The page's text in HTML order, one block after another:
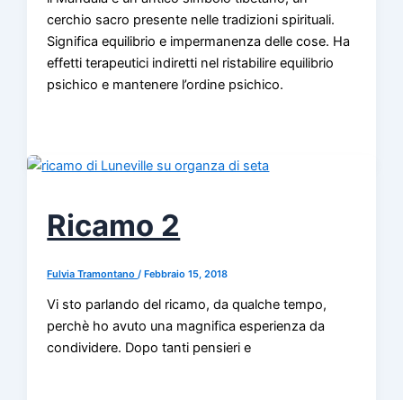
cerchio sacro presente nelle tradizioni spirituali.
Significa equilibrio e impermanenza delle cose. Ha
effetti terapeutici indiretti nel ristabilire equilibrio
psichico e mantenere l’ordine psichico.
Ricamo 2
Fulvia Tramontano/Febbraio 15, 2018
Vi sto parlando del ricamo, da qualche tempo,
perchè ho avuto una magnifica esperienza da
condividere. Dopo tanti pensieri e